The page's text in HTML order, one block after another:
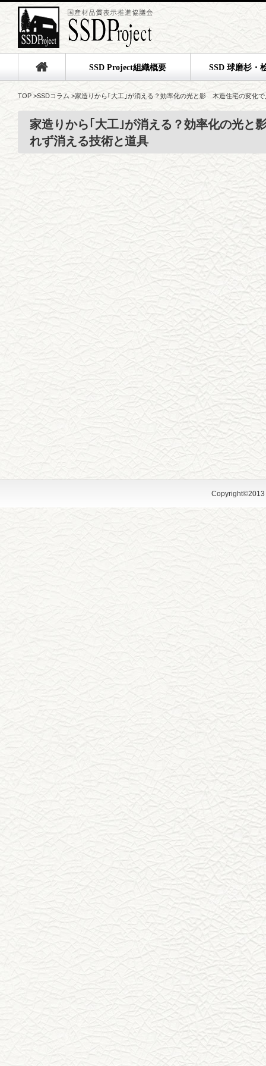
SSD Project組織概要 SSD 球磨杉・
TOP >SSDコラム >家造りから｢大工｣が消える？効率化の光と影 木造住宅の変化
家造りから｢大工｣が消える？効率化の光
れず消える技術と道具
Copyright©2013